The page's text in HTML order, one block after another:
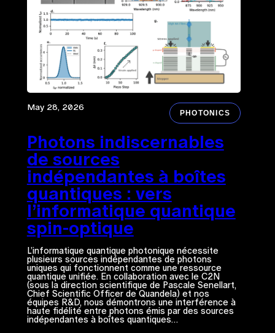
May 28, 2026
PHOTONICS
Photons indiscernables
de sources
indépendantes à boîtes
quantiques : vers
l’informatique quantique
spin-optique
L’informatique quantique photonique nécessite
plusieurs sources indépendantes de photons
uniques qui fonctionnent comme une ressource
quantique unifiée. En collaboration avec le C2N
(sous la direction scientifique de Pascale Senellart,
Chief Scientific Officer de Quandela) et nos
équipes R&D, nous démontrons une interférence à
haute fidélité entre photons émis par des sources
indépendantes à boîtes quantiques…